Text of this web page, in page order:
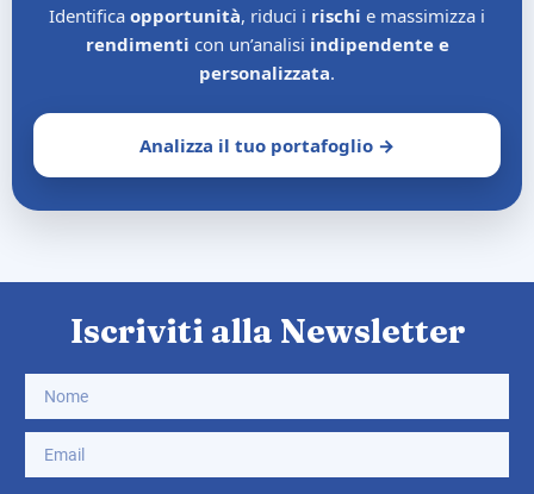
Identifica opportunità, riduci i rischi e massimizza i
rendimenti con un’analisi indipendente e
personalizzata.
Analizza il tuo portafoglio →
Iscriviti alla Newsletter